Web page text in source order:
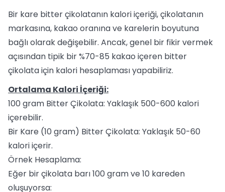
Bir kare bitter çikolatanın kalori içeriği, çikolatanın
markasına, kakao oranına ve karelerin boyutuna
bağlı olarak değişebilir. Ancak, genel bir fikir vermek
açısından tipik bir %70-85 kakao içeren bitter
çikolata için kalori hesaplaması yapabiliriz.
Ortalama Kalori İçeriği:
100 gram Bitter Çikolata: Yaklaşık 500-600 kalori
içerebilir.
Bir Kare (10 gram) Bitter Çikolata: Yaklaşık 50-60
kalori içerir.
Örnek Hesaplama:
Eğer bir çikolata barı 100 gram ve 10 kareden
oluşuyorsa: